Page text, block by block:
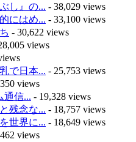
し』の... - 38,029 views
にはめ... - 33,100 views
- 30,622 views
views
で日本... - 25,753 views
views
通信... - 19,328 views
残念な... - 18,757 views
世界に... - 18,649 views
views